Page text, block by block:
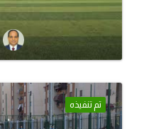
تم تنفيذه